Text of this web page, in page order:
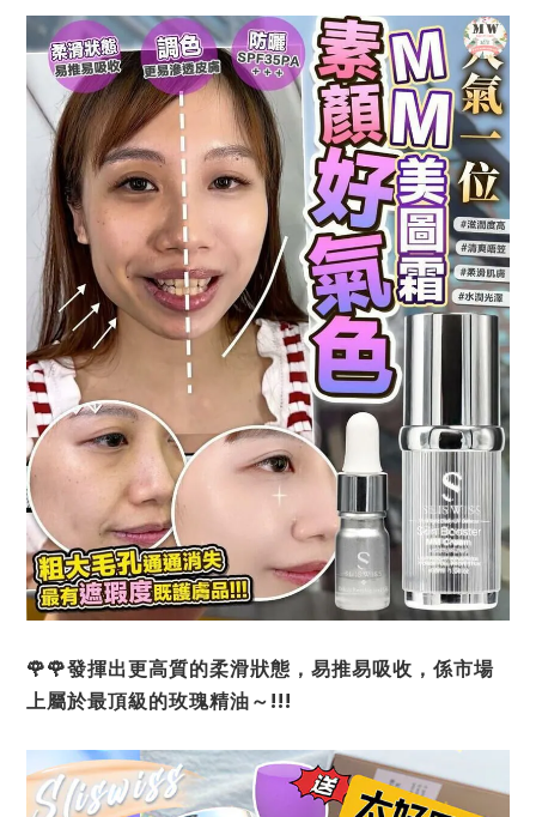
🌹🌹發揮出更高質的柔滑狀態，易推易吸收，係市場
上屬於最頂級的玫瑰精油～!!!